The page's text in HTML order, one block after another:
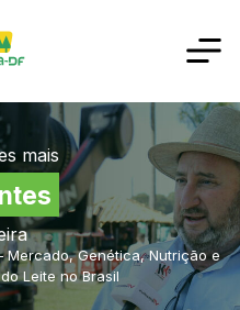
mais
Mercado, Genética, Nutrição e
Leite no Brasil